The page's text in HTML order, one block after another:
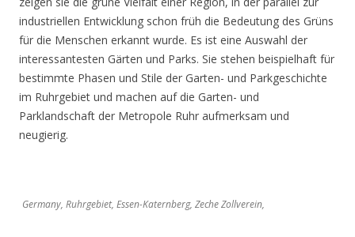
industriellen Entwicklung schon früh die Bedeutung des Grüns
für die Menschen erkannt wurde. Es ist eine Auswahl der
interessantesten Gärten und Parks. Sie stehen beispielhaft für
bestimmte Phasen und Stile der Garten- und Parkgeschichte
im Ruhrgebiet und machen auf die Garten- und
Parklandschaft der Metropole Ruhr aufmerksam und
neugierig.
Germany, Ruhrgebiet, Essen-Katernberg, Zeche Zollverein,